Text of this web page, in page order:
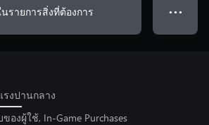
นรายการสิ่งที่ต้องการ ● ● ●
งปานกลาง
องผู้ใช้, In-Game Purchases